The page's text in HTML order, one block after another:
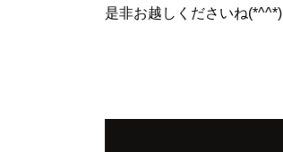
是非お越しくださいね(*^^*)